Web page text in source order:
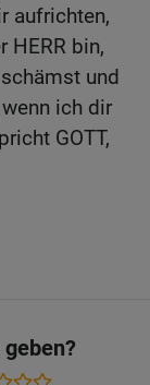
aufrichten,
HERR bin,
und
ich dir
GOTT,